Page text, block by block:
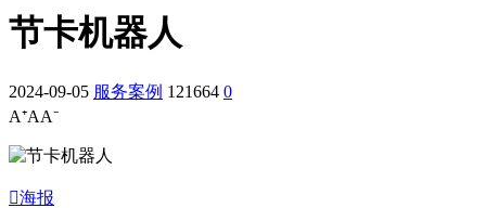
节卡机器人
2024-09-05 服务案例 121664 0
A⁺AA⁻
海报